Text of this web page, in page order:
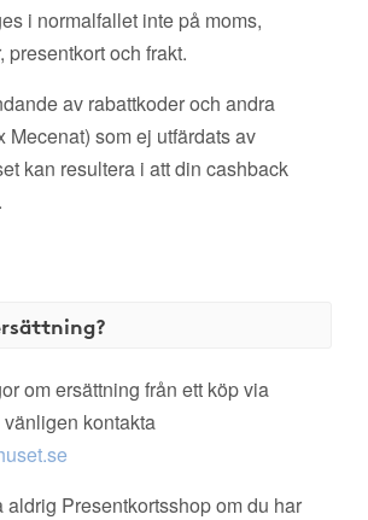
i normalfallet inte på moms,
presentkort och frakt.
av rabattkoder och andra
Mecenat) som ej utfärdats av
kan resultera i att din cashback
om ersättning från ett köp via
kontakta
aldrig Presentkortsshop om du har